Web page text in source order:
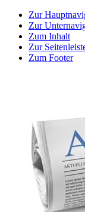
Zur
Zur
Zum Inhalt
Zur
Zum Footer